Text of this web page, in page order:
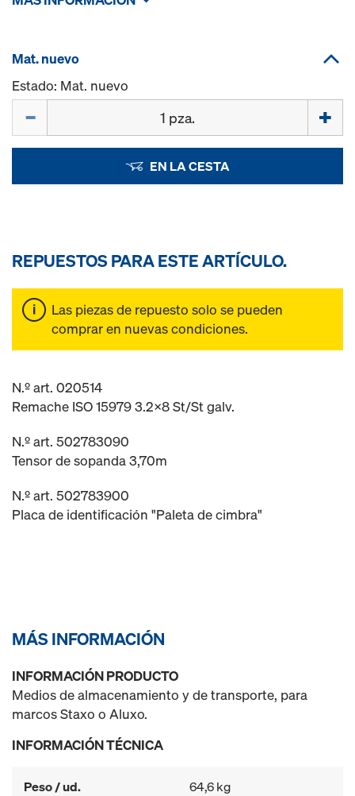
Mat. nuevo
Estado: Mat. nuevo
EN LA CESTA
REPUESTOS PARA ESTE ARTÍCULO.
Las piezas de repuesto solo se pueden
comprar en nuevas condiciones.
N.º art. 020514
Remache ISO 15979 3.2x8 St/St galv.
N.º art. 502783090
Tensor de sopanda 3,70m
N.º art. 502783900
Placa de identificación "Paleta de cimbra"
MÁS INFORMACIÓN
INFORMACIÓN PRODUCTO
Medios de almacenamiento y de transporte, para
marcos Staxo o Aluxo.
INFORMACIÓN TÉCNICA
Peso / ud. 64,6 kg